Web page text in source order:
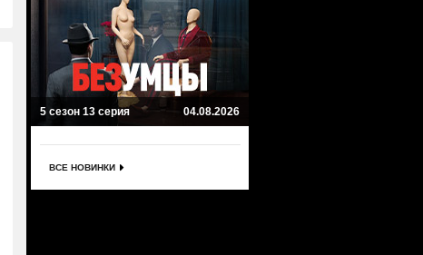
5 сезон 13 серия 04.08.2026
ВСЕ НОВИНКИ